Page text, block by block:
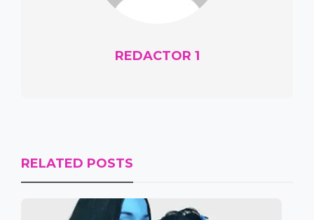
REDACTOR 1
RELATED POSTS